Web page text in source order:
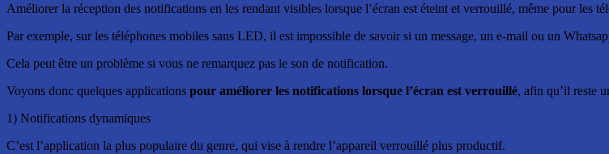
Améliorer la réception des notifications en les rendant visibles lorsque l’écran est éteint et verrouillé, même pour les
Par exemple, sur les téléphones mobiles sans LED, il est impossible de savoir si un message, un e-mail ou un
Cela peut être un problème si vous ne remarquez pas le son de notification.
Voyons donc quelques applications pour améliorer les notifications lorsque l’écran est verrouillé, afin qu’il reste
1) Notifications dynamiques
C’est l’application la plus populaire du genre, qui vise à rendre l’appareil verrouillé plus productif.